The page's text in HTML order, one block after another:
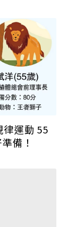
運動 55
備！